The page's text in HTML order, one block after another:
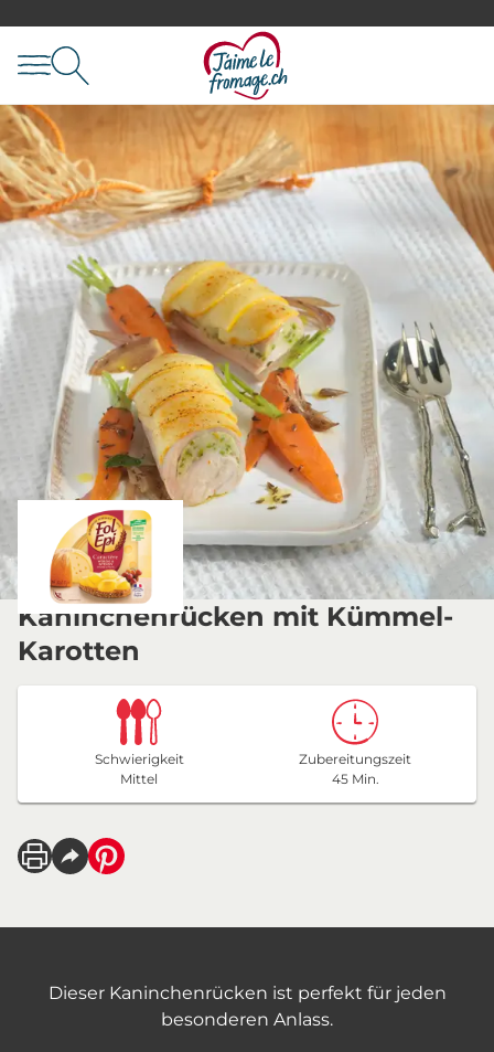
Kaninchenrücken mit Kümmel-
Karotten
Schwierigkeit
Mittel
Zubereitungszeit
45 Min.
Dieser Kaninchenrücken ist perfekt für jeden
besonderen Anlass.